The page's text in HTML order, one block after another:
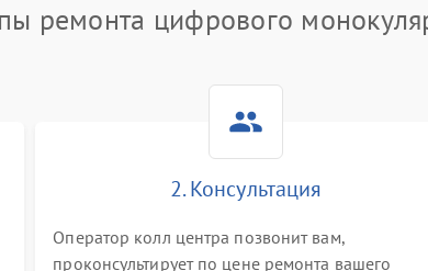
ремонта цифрового
2. Консультация
Оператор колл центра позвонит вам,
проконсультирует по цене ремонта вашего